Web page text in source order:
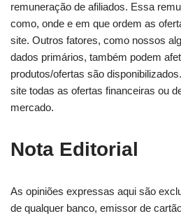
remuneração de afiliados. Essa
como, onde e em que ordem as
site. Outros fatores, como nossos
dados primários, também podem
produtos/ofertas são
site todas as ofertas financeiras ou
mercado.
Nota Editorial
As opiniões expressas aqui são
de qualquer banco, emissor de